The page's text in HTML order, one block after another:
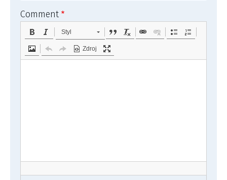
Comment
Styl
Zdroj